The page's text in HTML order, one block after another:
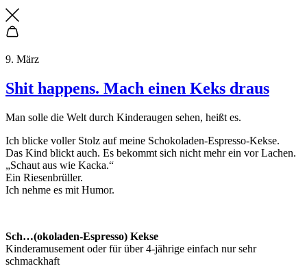
9. März
Shit happens. Mach einen Keks draus
Man solle die Welt durch Kinderaugen sehen, heißt es.
Ich blicke voller Stolz auf meine Schokoladen-Espresso-Kekse.
Das Kind blickt auch. Es bekommt sich nicht mehr ein vor Lachen.
„Schaut aus wie Kacka.“
Ein Riesenbrüller.
Ich nehme es mit Humor.
Sch…(okoladen-Espresso) Kekse
Kinderamusement oder für über 4-jährige einfach nur sehr
schmackhaft